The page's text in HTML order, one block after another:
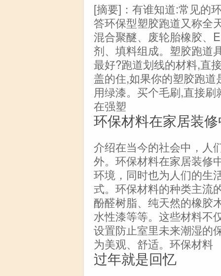
[摘要]：有谁知道:常见的
答环保型塑胶跑道又称全
混合聚醚、废轮胎橡胶、
剂、填料组成。塑胶跑道
最好?跑道划线的材料,直
盖的住,如果你的塑胶跑
用绿漆。买个毛刷,直接
在强塑
环保材料在家居装
介绍在当今的社会中，人
外。环保材料在家居装修
环境，同时也为人们的生
式。环保材料的种类主流
酚醛树脂、纯天然的橡胶
水性漆等等。这些材料不
设置防止室里未来潮湿的
为美观、舒适。环保材料
过年就是回忆